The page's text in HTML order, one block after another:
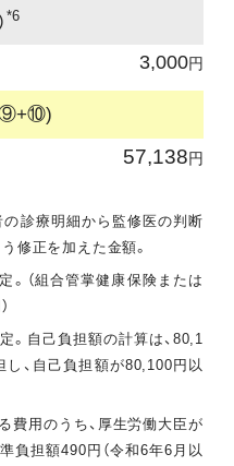
*6
3,000円
⑨+⑩)
57,138円
診療明細から監修医の判断
修正を加えた金額。
（組合管掌健康保険または
。自己負担額の計算は、80,1
し、自己負担額が80,100円以
費用のうち、厚生労働大臣が
負担額490円（令和6年6月以